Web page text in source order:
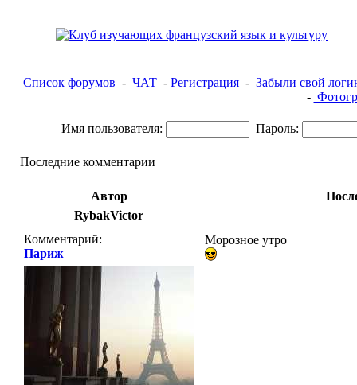
Список форумов - ЧАТ - Регистрация - Забыли свой
-
Имя пользователя: Пароль:
Последние комментарии
Автор
RybakVictor
Комментарий:
Париж
Морозное утро